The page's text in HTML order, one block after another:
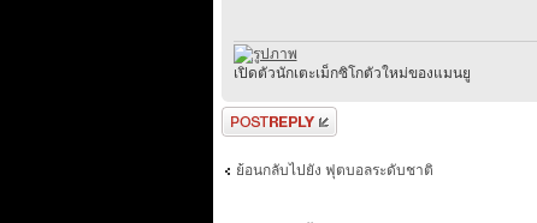
เปิดตัวนักเตะเม็กซิโกตัวใหม่ของแมนยู
ตอบกระทู้
ย้อนกลับไปยัง ฟุตบอลระดับชาติ